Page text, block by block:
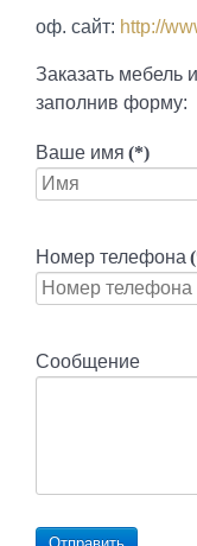
оф. сайт: http://
Заказать мебель
заполнив форму:
Ваше имя (*)
Номер телефона
Сообщение